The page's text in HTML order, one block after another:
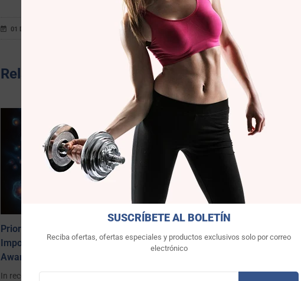
01 DE FEBRERO, 2024 POR KAMIL MACIAG
Relacionado Noticias
Prioritizing Mental Health: The
Importance of Mental Health
Awareness
In recent years, there has been a significant
The Impact of Plant-Based
Workout Performance and
Plant-based diets, rich in fruits,
whole grains, nuts, seeds, and
SUSCRÍBETE AL BOLETÍN
Reciba ofertas, ofertas especiales y productos exclusivos solo por correo
electrónico